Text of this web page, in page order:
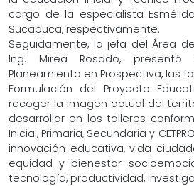
cargo de la especialista
Sucapuca, respectivamente.
Seguidamente, la jefa del Área
Ing. Mirea Rosado,
Planeamiento en Prospectiva, las
Formulación del Proyecto
recoger la imagen actual del
desarrollar en los talleres
Inicial, Primaria, Secundaria y
innovación educativa, vida
equidad y bienestar
tecnología, productividad,